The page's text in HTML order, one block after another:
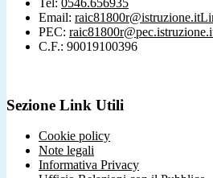
Tel: 0546.656935
Email: raic81800r@istruzione.it
PEC:
C.F.: 90019100396
Sezione Link Utili
Cookie policy
Note legali
Informativa Privacy